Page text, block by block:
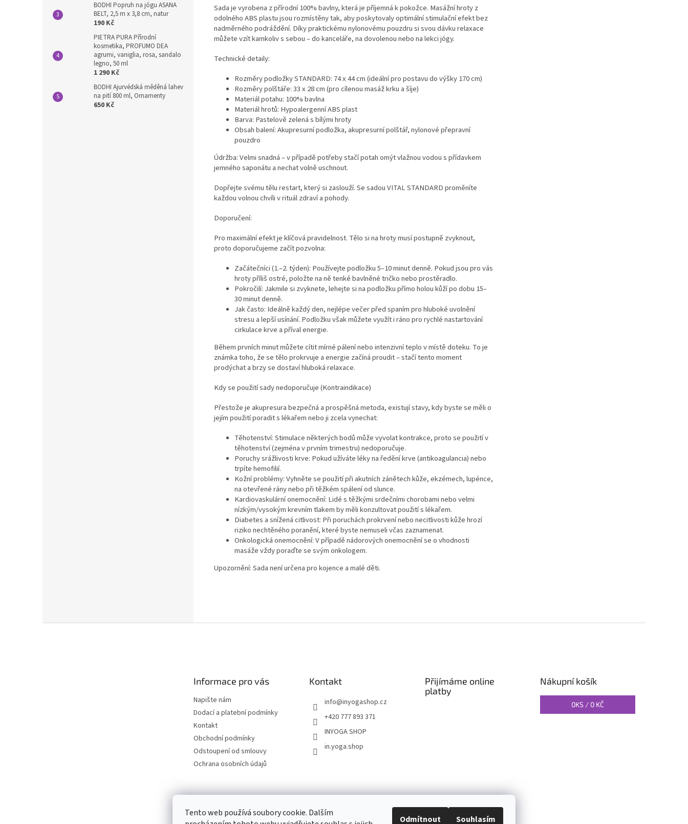
Tento web používá soubory cookie. Dalším
Odmítnout Souhlasím
BODHI Popruh na jógu ASANA
BELT, 2,5 m x 3,8 cm, natur
190 Kč
PIETRA PURA Přírodní
kosmetika, PROFUMO DEA
agrumi, vaniglia, rosa, sandalo
legno, 50 ml
1 290 Kč
BODHI Ajurvédská měděná lahev
na pití 800 ml, Ornamenty
650 Kč
Sada je vyrobena z přírodní 100% bavlny, která je příjemná k pokožce. Masážní hroty z
odolného ABS plastu jsou rozmístěny tak, aby poskytovaly optimální stimulační efekt bez
nadměrného podráždění. Díky praktickému nylonovému pouzdru si svou dávku relaxace
můžete vzít kamkoliv s sebou – do kanceláře, na dovolenou nebo na lekci jógy.
Technické detaily:
Rozměry podložky STANDARD: 74 x 44 cm (ideální pro postavu do výšky 170 cm)
Rozměry polštáře: 33 x 28 cm (pro cílenou masáž krku a šíje)
Materiál potahu: 100% bavlna
Materiál hrotů: Hypoalergenní ABS plast
Barva: Pastelově zelená s bílými hroty
Obsah balení: Akupresurní podložka, akupresurní polštář, nylonové přepravní
pouzdro
Údržba: Velmi snadná – v případě potřeby stačí potah omýt vlažnou vodou s přídavkem
jemného saponátu a nechat volně uschnout.
Dopřejte svému tělu restart, který si zaslouží. Se sadou VITAL STANDARD proměníte
každou volnou chvíli v rituál zdraví a pohody.
Doporučení:
Pro maximální efekt je klíčová pravidelnost. Tělo si na hroty musí postupně zvyknout,
proto doporučujeme začít pozvolna:
Začátečníci (1.–2. týden): Používejte podložku 5–10 minut denně. Pokud jsou pro vás
hroty příliš ostré, položte na ně tenké bavlněné tričko nebo prostěradlo.
Pokročilí: Jakmile si zvyknete, lehejte si na podložku přímo holou kůží po dobu 15–
30 minut denně.
Jak často: Ideálně každý den, nejlépe večer před spaním pro hluboké uvolnění
stresu a lepší usínání. Podložku však můžete využít i ráno pro rychlé nastartování
cirkulace krve a příval energie.
Během prvních minut můžete cítit mírné pálení nebo intenzivní teplo v místě doteku. To je
známka toho, že se tělo prokrvuje a energie začíná proudit – stačí tento moment
prodýchat a brzy se dostaví hluboká relaxace.
Kdy se použití sady nedoporučuje (Kontraindikace)
Přestože je akupresura bezpečná a prospěšná metoda, existují stavy, kdy byste se měli o
jejím použití poradit s lékařem nebo ji zcela vynechat:
Těhotenství: Stimulace některých bodů může vyvolat kontrakce, proto se použití v
těhotenství (zejména v prvním trimestru) nedoporučuje.
Poruchy srážlivosti krve: Pokud užíváte léky na ředění krve (antikoagulancia) nebo
trpíte hemofilií.
Kožní problémy: Vyhněte se použití při akutních zánětech kůže, ekzémech, lupénce,
na otevřené rány nebo při těžkém spálení od slunce.
Kardiovaskulární onemocnění: Lidé s těžkými srdečními chorobami nebo velmi
nízkým/vysokým krevním tlakem by měli konzultovat použití s lékařem.
Diabetes a snížená citlivost: Při poruchách prokrvení nebo necitlivosti kůže hrozí
riziko nechtěného poranění, které byste nemuseli včas zaznamenat.
Onkologická onemocnění: V případě nádorových onemocnění se o vhodnosti
masáže vždy poraďte se svým onkologem.
Upozornění: Sada není určena pro kojence a malé děti.
Informace pro vás
Napište nám
Dodací a platební podmínky
Kontakt
Obchodní podmínky
Odstoupení od smlouvy
Ochrana osobních údajů
Kontakt
info@inyogashop.cz
+420 777 893 371
INYOGA SHOP
in.yoga.shop
Přijímáme online
platby
Nákupní košík
0KS / 0 KČ